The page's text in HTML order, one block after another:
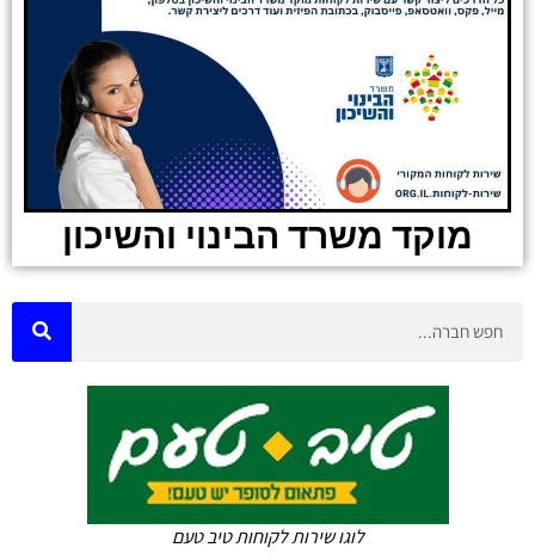
מוקד משרד הבינוי והשיכון
לוגו שירות לקוחות טיב טעם